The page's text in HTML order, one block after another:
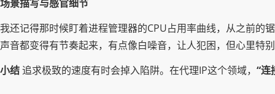
场景描写与感官细节
我还记得那时候盯着进程管理器的CPU占用率曲线，从之前的
声音都变得有节奏起来，有点像白噪音，让人犯困，但心里特
小结追求极致的速度有时会掉入陷阱。在代理IP这个领域， “连